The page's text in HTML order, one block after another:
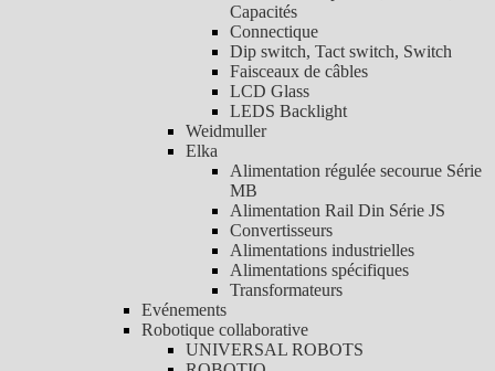
Capacités
Connectique
Dip switch, Tact switch, Switch
Faisceaux de câbles
LCD Glass
LEDS Backlight
Weidmuller
Elka
Alimentation régulée secourue Série
MB
Alimentation Rail Din Série JS
Convertisseurs
Alimentations industrielles
Alimentations spécifiques
Transformateurs
Evénements
Robotique collaborative
UNIVERSAL ROBOTS